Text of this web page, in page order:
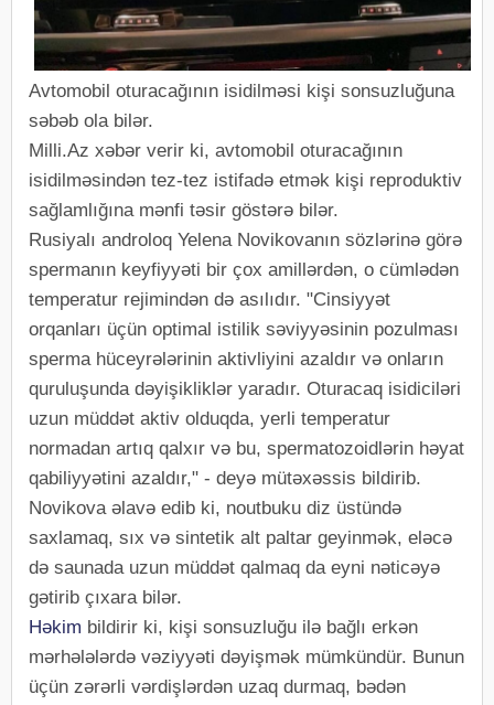
Avtomobil oturacağının isidilməsi kişi sonsuzluğuna
səbəb ola bilər.
Milli.Az xəbər verir ki, avtomobil oturacağının
isidilməsindən tez-tez istifadə etmək kişi reproduktiv
sağlamlığına mənfi təsir göstərə bilər.
Rusiyalı androloq Yelena Novikovanın sözlərinə görə
spermanın keyfiyyəti bir çox amillərdən, o cümlədən
temperatur rejimindən də asılıdır. "Cinsiyyət
orqanları üçün optimal istilik səviyyəsinin pozulması
sperma hüceyrələrinin aktivliyini azaldır və onların
quruluşunda dəyişikliklər yaradır. Oturacaq isidiciləri
uzun müddət aktiv olduqda, yerli temperatur
normadan artıq qalxır və bu, spermatozoidlərin həyat
qabiliyyətini azaldır," - deyə mütəxəssis bildirib.
Novikova əlavə edib ki, noutbuku diz üstündə
saxlamaq, sıx və sintetik alt paltar geyinmək, eləcə
də saunada uzun müddət qalmaq da eyni nəticəyə
gətirib çıxara bilər.
Həkim bildirir ki, kişi sonsuzluğu ilə bağlı erkən
mərhələlərdə vəziyyəti dəyişmək mümkündür. Bunun
üçün zərərli vərdişlərdən uzaq durmaq, bədən